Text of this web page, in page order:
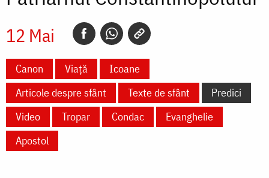
12 Mai
Canon Viață
Icoane
Articole despre sfânt
Texte de sfânt
Predici
Video
Tropar Condac
Evanghelie
Apostol